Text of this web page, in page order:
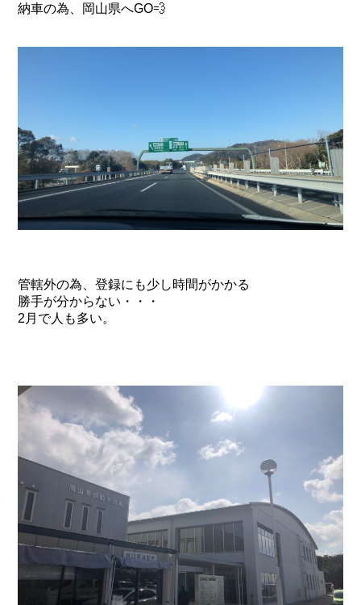
納車の為、岡山県へGO💨
管轄外の為、登録にも少し時間がかかる
勝手が分からない・・・
2月で人も多い。